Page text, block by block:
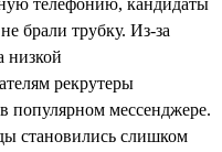
брали трубку. Из-за
низкой
рекрутеры
популярном мессенджере.
становились слишком